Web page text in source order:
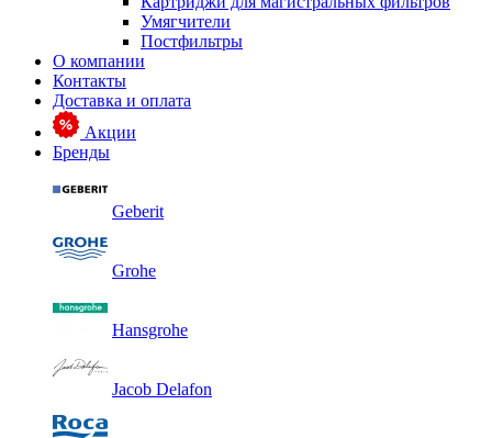
Умягчители
Постфильтры
О компании
Контакты
Доставка и оплата
Акции
Бренды
Geberit
Grohe
Hansgrohe
Jacob Delafon